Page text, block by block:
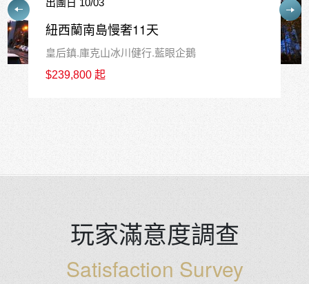
魔戒哈比屯法國小鎮峽灣酒莊
$279,000 起
玩家滿意度調查
Satisfaction Survey